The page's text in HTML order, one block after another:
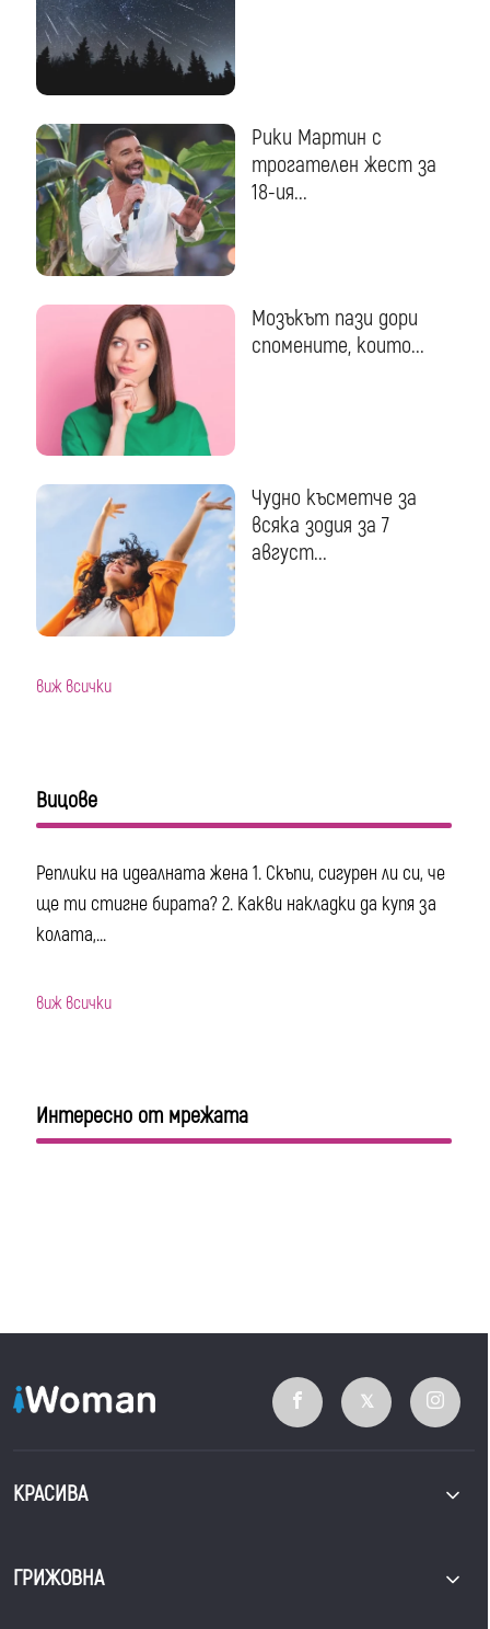
Рики Мартин с
трогателен жест за
18-ия...
Мозъкът пази дори
спомените, които...
Чудно късметче за
всяка зодия за 7
август...
виж всички
Вицове
Реплики на идеалната жена 1. Скъпи, сигурен ли си, че
ще ти стигне бирата? 2. Какви накладки да купя за
колата,...
виж всички
Интересно от мрежата
КРАСИВА
ГРИЖОВНА